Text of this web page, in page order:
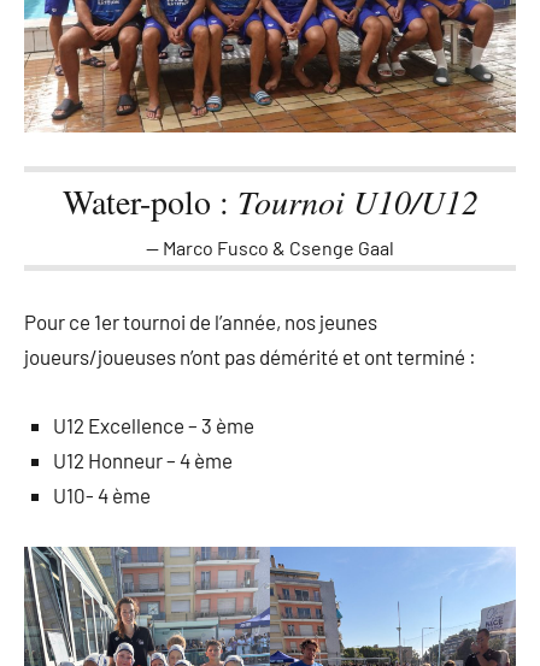
Water-polo : Tournoi U10/U12
Marco Fusco & Csenge Gaal
Pour ce 1er tournoi de l’année, nos jeunes
joueurs/joueuses n’ont pas démérité et ont terminé :
U12 Excellence – 3 ème
U12 Honneur – 4 ème
U10- 4 ème